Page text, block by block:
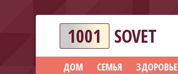
1001 SOVET
ДОМ СЕМЬЯ ЗДОРОВЬЕ